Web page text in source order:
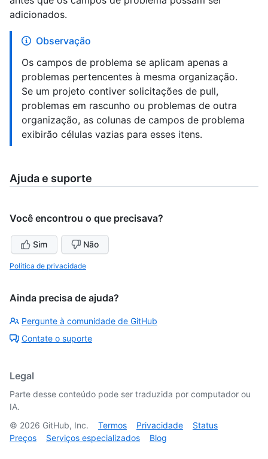
adicionados.
Observação
Os campos de problema se aplicam apenas a
problemas pertencentes à mesma organização.
Se um projeto contiver solicitações de pull,
problemas em rascunho ou problemas de outra
organização, as colunas de campos de problema
exibirão células vazias para esses itens.
Ajuda e suporte
Você encontrou o que precisava?
Sim Não
Política de privacidade
Ainda precisa de ajuda?
Pergunte à comunidade de GitHub
Contate o suporte
Legal
Parte desse conteúdo pode ser traduzida por computador ou
IA.
© 2026 GitHub, Inc. Termos Privacidade
Status
Preços
Serviços especializados Blog